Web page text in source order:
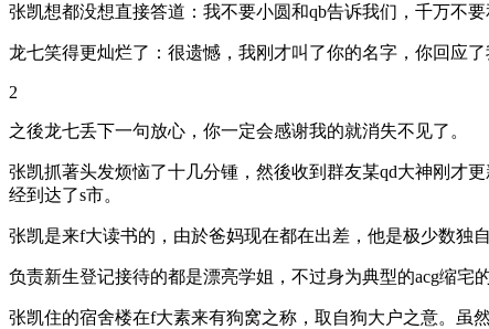
张凯想都没想直接答道：我不要小圆和qb告诉我们，千万不
龙七笑得更灿烂了：很遗憾，我刚才叫了你的名字，你回应了
2
之後龙七丢下一句放心，你一定会感谢我的就消失不见了。
张凯抓著头发烦恼了十几分锺，然後收到群友某qd大神刚才
经到达了s市。
张凯是来f大读书的，由於爸妈现在都在出差，他是极少数独
负责新生登记接待的都是漂亮学姐，不过身为典型的acg缩宅
张凯住的宿舍楼在f大素来有狗窝之称，取自狗大户之意。虽